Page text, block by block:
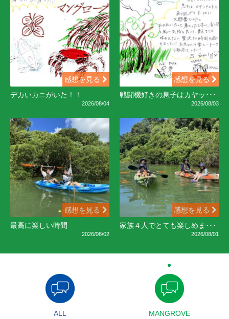
感想を見る
デカいカニがいた！！
2026/08/04
感想を見る
戦闘機好きの息子はカヤッ･･･
2026/08/03
感想を見る
最高に楽しい時間
2026/08/02
感想を見る
家族４人でとても楽しめま･･･
2026/08/01
ALL MANGROVE